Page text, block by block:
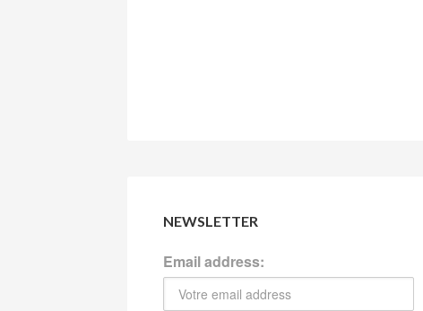
NEWSLETTER
Email address: